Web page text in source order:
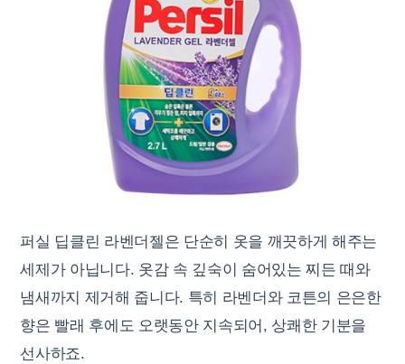
퍼실 딥클린 라벤더젤은 단순히 옷을 깨끗하게 해주는
세제가 아닙니다. 옷감 속 깊숙이 숨어있는 찌든 때와
냄새까지 제거해 줍니다. 특히 라벤더와 코튼의 은은한
향은 빨래 후에도 오랫동안 지속되어, 상쾌한 기분을
선사하죠.